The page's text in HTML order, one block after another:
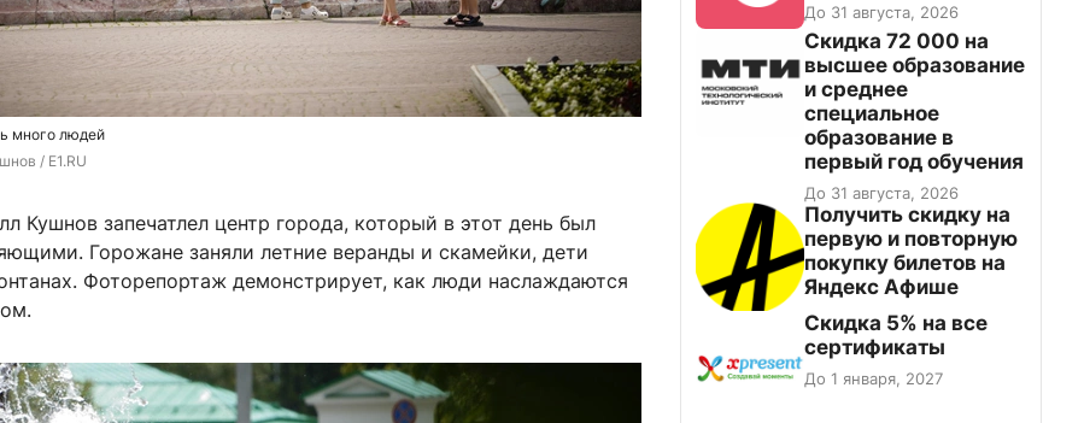
много людей
/ E1.RU
Кушнов запечатлел центр города, который в этот день был
Горожане заняли летние веранды и скамейки, дети
Фоторепортаж демонстрирует, как люди наслаждаются
До 31 августа, 2026
Скидка 72 000 на
высшее образование
и среднее
специальное
образование в
первый год обучения
До 31 августа, 2026
Получить скидку на
первую и повторную
покупку билетов на
Яндекс Афише
Скидка 5% на все
сертификаты
До 1 января, 2027